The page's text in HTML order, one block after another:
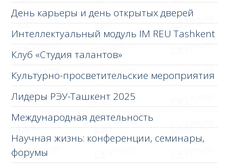
День карьеры и день открытых дверей
Интеллектуальный модуль IM REU Tashkent
Клуб «Студия талантов»
Культурно-просветительские мероприятия
Лидеры РЭУ-Ташкент 2025
Международная деятельность
Научная жизнь: конференции, семинары,
форумы